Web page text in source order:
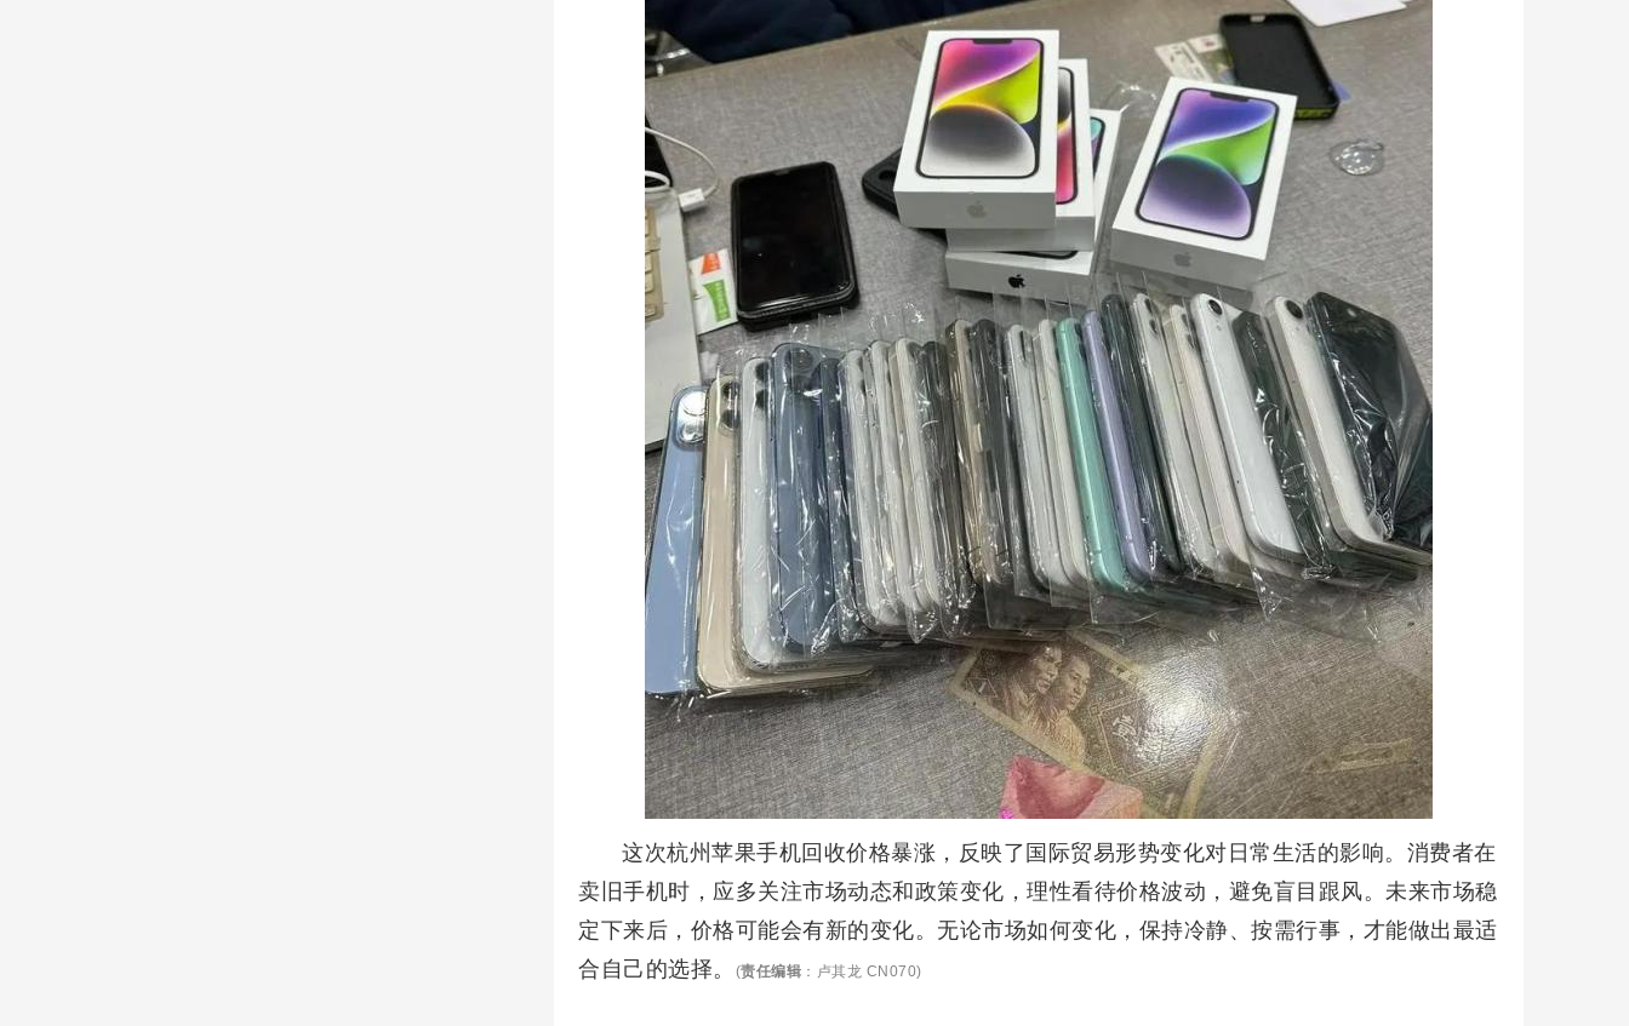
这次杭州苹果手机回收价格暴涨，反映了国际贸易形势变化对日常生活的影响。消费者在
卖旧手机时，应多关注市场动态和政策变化，理性看待价格波动，避免盲目跟风。未来市场稳
定下来后，价格可能会有新的变化。无论市场如何变化，保持冷静、按需行事，才能做出最适
合自己的选择。
(责任编辑 ：卢其龙 CN070)